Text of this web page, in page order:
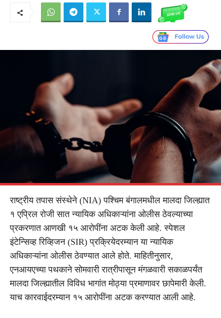
राष्ट्रीय तपास संस्थेने (NIA) पश्चिम बंगालमधील मालदा जिल्ह्यात
१ एप्रिल रोजी सात न्यायिक अधिकाऱ्यांना ओलीस ठेवल्याच्या
प्रकरणात आणखी १५ आरोपींना अटक केली आहे. स्पेशल
इंटेन्सिव्ह रिव्हिजन (SIR) प्रक्रियेदरम्यान या न्यायिक
अधिकाऱ्यांना ओलीस ठेवण्यात आले होते. माहितीनुसार,
एनआयएच्या पथकाने सोमवारी रात्रीपासून मंगळवारी सकाळपर्यंत
मालदा जिल्ह्यातील विविध भागांत मोठ्या प्रमाणावर छापेमारी केली.
याच कारवाईदरम्यान १५ आरोपींना अटक करण्यात आली आहे.